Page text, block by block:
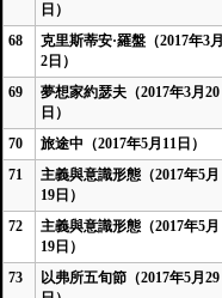
日）
68
克里斯蒂安·羅盤（2017年3月
2日）
69
夢想家約瑟夫（2017年3月20
日）
70
旅途中（2017年5月11日）
71
主義與意識形態（2017年5月
19日）
72
主義與意識形態（2017年5月
19日）
73
以弗所五旬節（2017年5月29